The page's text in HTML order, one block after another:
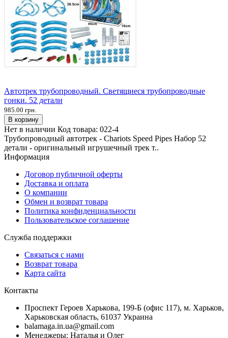
Автотрек трубопроводный. Светящиеся трубопроводные
гонки. 52 детали
985.00 грн.
В корзину
Нет в наличии Код товара: 022-4
Трубопроводный автотрек - Chariots Speed Pipes Набор 52
детали - оригинальный игрушечный трек т..
Информация
Договор публичной оферты
Доставка и оплата
О компании
Обмен и возврат товара
Политика конфиденциальности
Пользовательское соглашение
Служба поддержки
Связаться с нами
Возврат товара
Карта сайта
Контакты
Проспект Героев Харькова, 199-Б (офис 117), м. Харьков,
Харьковская область, 61037 Украина
balamaga.in.ua@gmail.com
Менеджеры: Наталья и Олег